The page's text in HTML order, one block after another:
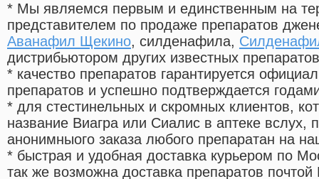
* Мы являемся первым и единственным на
представителем по продаже препаратов
Аванафил Щекино, силденафила,
дистрибьютором других известных препаратов
* качество препаратов гарантируется
препаратов и успешно подтверждается
* для стестинельных и скромных клиентов,
название Виагра или Сиалис в аптеке вслух,
анонимныого заказа любого препаратан на
* быстрая и удобная доставка курьером по
так же возможна доставка препаратов